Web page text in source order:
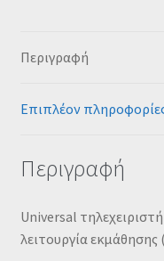
Περιγραφή
Επιπλέον
Περιγραφή
Universal
λειτουργία